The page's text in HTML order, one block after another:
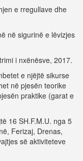
e rregullave dhe
në sigurinë e lëvizjes
i nxënësve, 2017.
e njëjtë sikurse
në pjesën teorike
praktike (garat e
16 SH.F.M.U. nga 5
Ferizaj, Drenas,
së aktiviteteve